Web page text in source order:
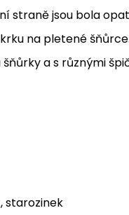
straně jsou bola
na pletené
a s různými
starozinek